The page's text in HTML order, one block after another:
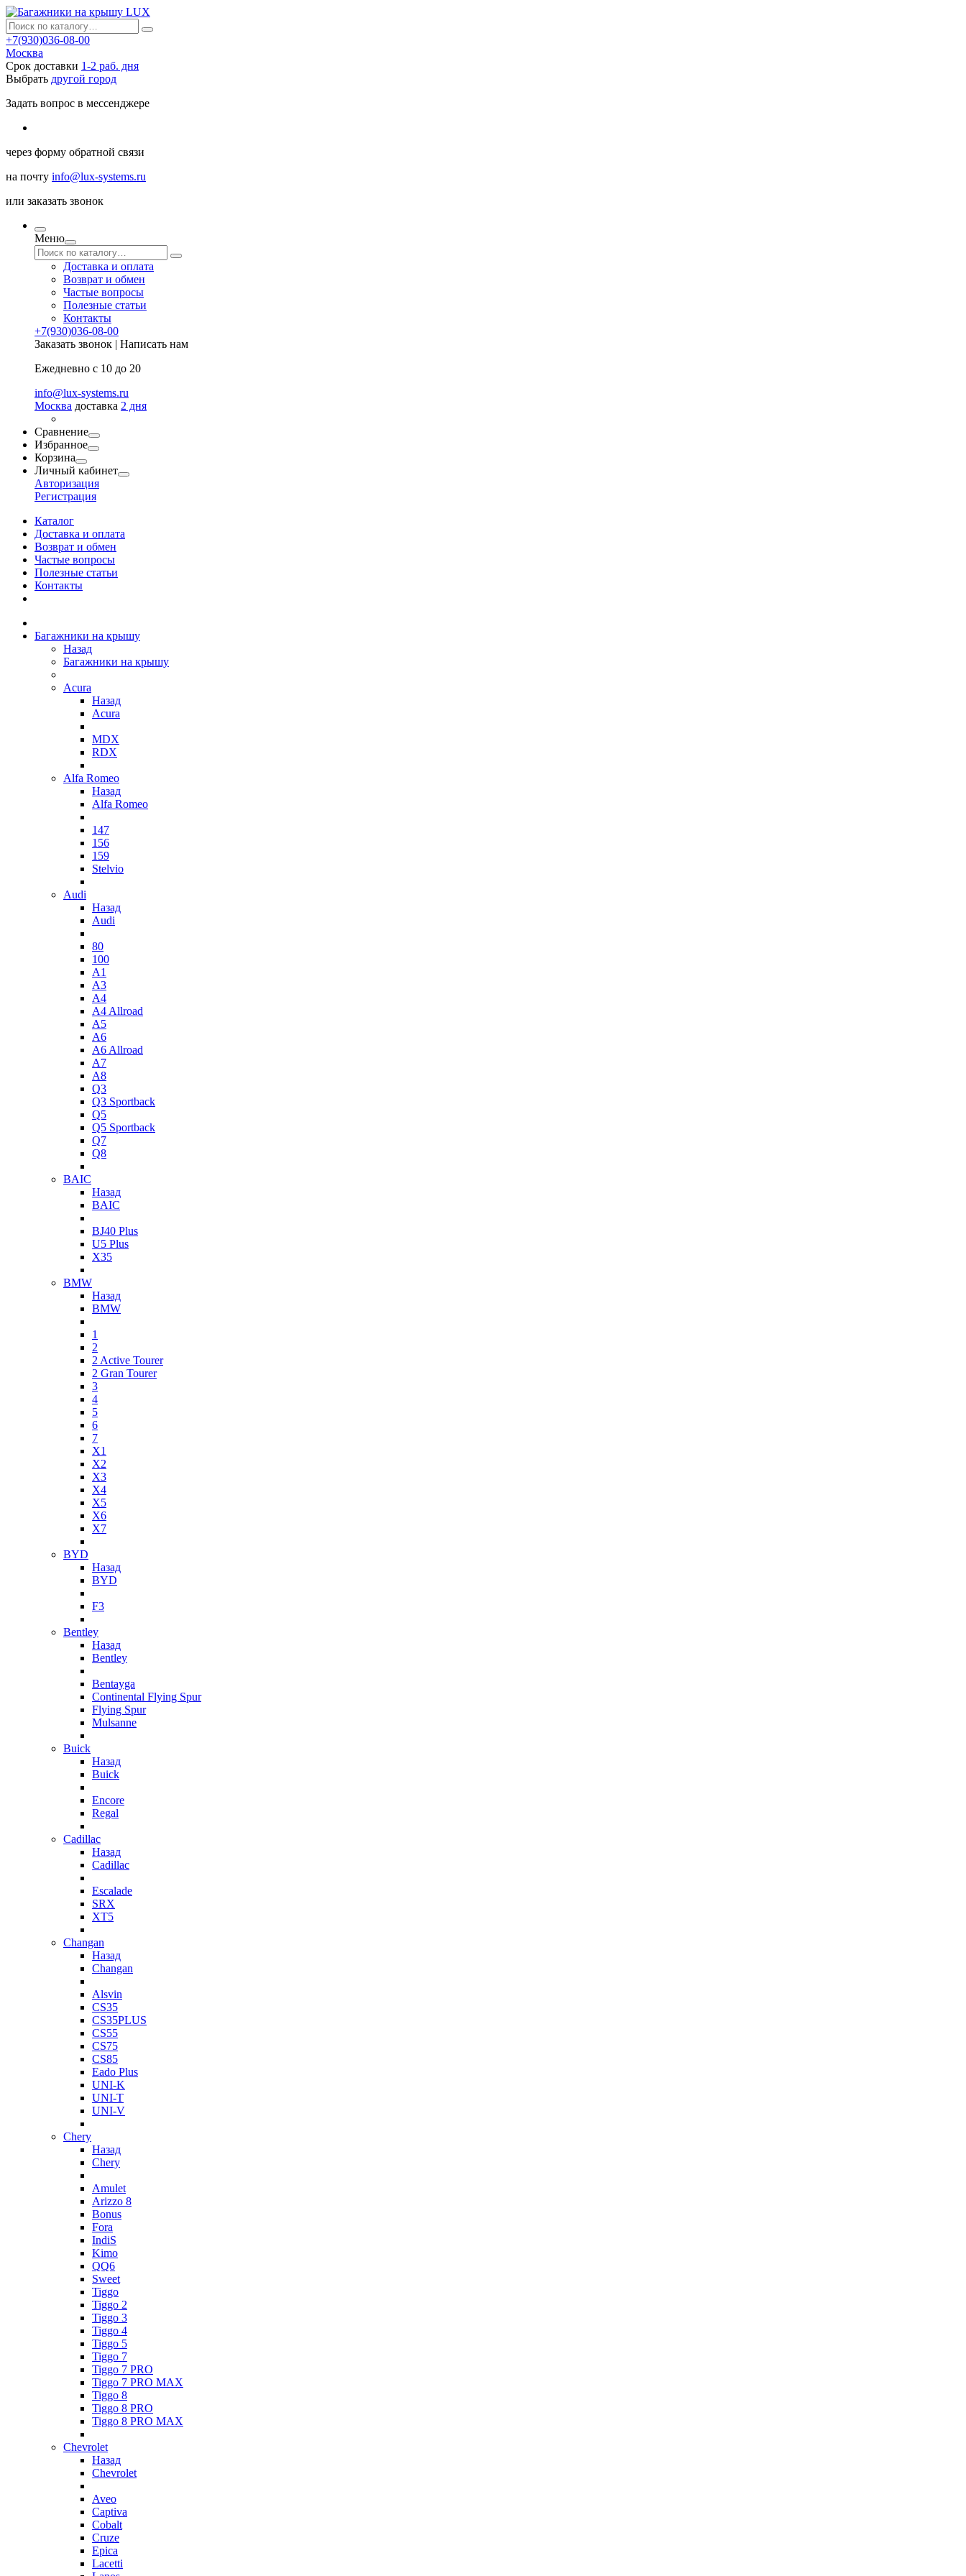
+7(930)036-08-00
Москва
Срок доставки 1-2 раб. дня
Выбрать другой город
Задать вопрос в мессенджере
через форму обратной связи
на почту info@lux-systems.ru
или заказать звонок
Меню
Доставка и оплата
Возврат и обмен
Частые вопросы
Полезные статьи
Контакты
+7(930)036-08-00
Заказать звонок | Написать нам
Ежедневно с 10 до 20
info@lux-systems.ru
Москва доставка 2 дня
Сравнение
Избранное
Корзина
Личный кабинет
Авторизация
Регистрация
Каталог
Доставка и оплата
Возврат и обмен
Частые вопросы
Полезные статьи
Контакты
Багажники на крышу
Назад
Багажники на крышу
Acura
Назад
Acura
MDX
RDX
Alfa Romeo
Назад
Alfa Romeo
147
156
159
Stelvio
Audi
Назад
Audi
80
100
A1
A3
A4
A4 Allroad
A5
A6
A6 Allroad
A7
A8
Q3
Q3 Sportback
Q5
Q5 Sportback
Q7
Q8
BAIC
Назад
BAIC
BJ40 Plus
U5 Plus
X35
BMW
Назад
BMW
1
2
2 Active Tourer
2 Gran Tourer
3
4
5
6
7
X1
X2
X3
X4
X5
X6
X7
BYD
Назад
BYD
F3
Bentley
Назад
Bentley
Bentayga
Continental Flying Spur
Flying Spur
Mulsanne
Buick
Назад
Buick
Encore
Regal
Cadillac
Назад
Cadillac
Escalade
SRX
XT5
Changan
Назад
Changan
Alsvin
CS35
CS35PLUS
CS55
CS75
CS85
Eado Plus
UNI-K
UNI-T
UNI-V
Chery
Назад
Chery
Amulet
Arizzo 8
Bonus
Fora
IndiS
Kimo
QQ6
Sweet
Tiggo
Tiggo 2
Tiggo 3
Tiggo 4
Tiggo 5
Tiggo 7
Tiggo 7 PRO
Tiggo 7 PRO MAX
Tiggo 8
Tiggo 8 PRO
Tiggo 8 PRO MAX
Chevrolet
Назад
Chevrolet
Aveo
Captiva
Cobalt
Cruze
Epica
Lacetti